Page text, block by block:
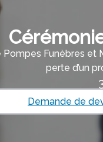
Pompes Funèbres et
perte d’un
Demande de